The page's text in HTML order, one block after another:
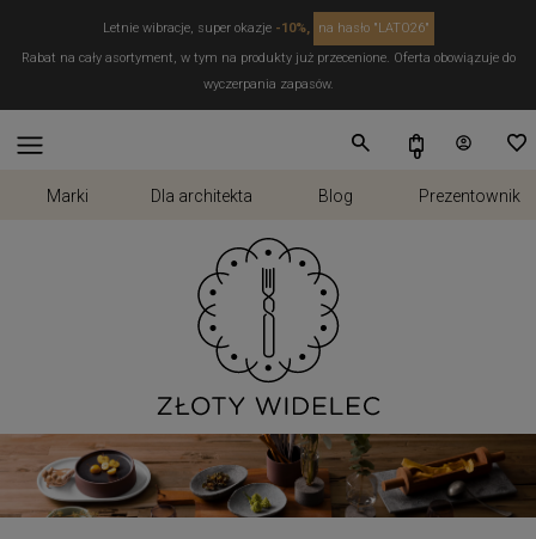
Letnie wibracje, super okazje -10%,
na hasło "LATO26"
Rabat na cały asortyment, w tym na produkty już przecenione. Oferta obowiązuje do
wyczerpania zapasów.
Marki Dla architekta Blog Prezentownik